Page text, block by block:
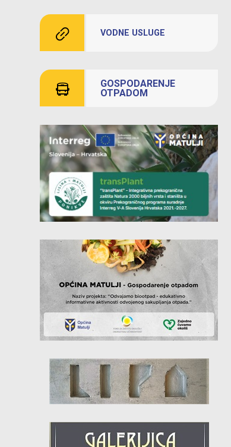
VODNE USLUGE
GOSPODARENJE
OTPADOM